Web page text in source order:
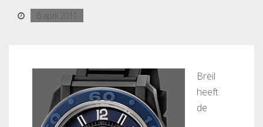
6 april 2011
Breil
heeft
de